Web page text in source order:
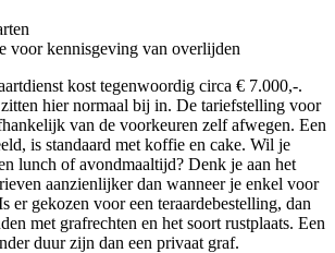
voor kennisgeving van overlijden
kost tegenwoordig circa € 7.000,-.
hier normaal bij in. De tariefstelling voor
van de voorkeuren zelf afwegen. Een
is standaard met koffie en cake. Wil je
lunch of avondmaaltijd? Denk je aan het
aanzienlijker dan wanneer je enkel voor
er gekozen voor een teraardebestelling, dan
met grafrechten en het soort rustplaats. Een
duur zijn dan een privaat graf.